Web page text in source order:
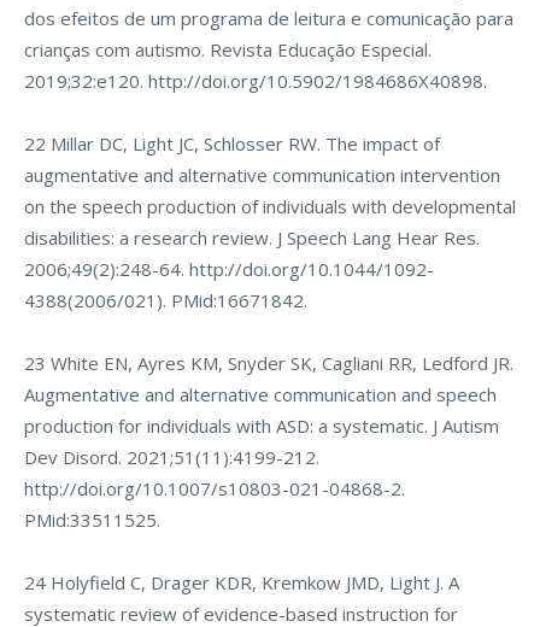
dos efeitos de um programa de leitura e comunicação para
crianças com autismo. Revista Educação Especial.
2019;32:e120. http://doi.org/10.5902/1984686X40898.
22 Millar DC, Light JC, Schlosser RW. The impact of
augmentative and alternative communication intervention
on the speech production of individuals with developmental
disabilities: a research review. J Speech Lang Hear Res.
2006;49(2):248-64. http://doi.org/10.1044/1092-
4388(2006/021). PMid:16671842.
23 White EN, Ayres KM, Snyder SK, Cagliani RR, Ledford JR.
Augmentative and alternative communication and speech
production for individuals with ASD: a systematic. J Autism
Dev Disord. 2021;51(11):4199-212.
http://doi.org/10.1007/s10803-021-04868-2.
PMid:33511525.
24 Holyfield C, Drager KDR, Kremkow JMD, Light J. A
systematic review of evidence-based instruction for